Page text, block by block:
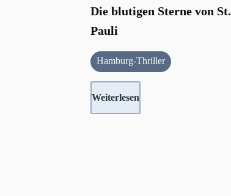
Die blutigen Sterne von St.
Pauli
Hamburg-Thriller
Weiterlesen